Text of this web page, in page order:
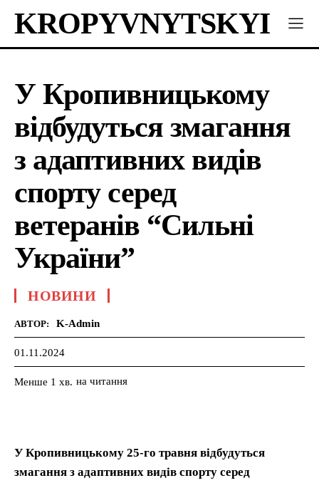
KROPYVNYTSKYI
У Кропивницькому
відбудуться змагання
з адаптивних видів
спорту серед
ветеранів “Сильні
України”
НОВИНИ
АВТОР: K-Admin
01.11.2024
Менше 1 хв. на читання
У Кропивницькому 25-го травня відбудуться
змагання з адаптивних видів спорту серед